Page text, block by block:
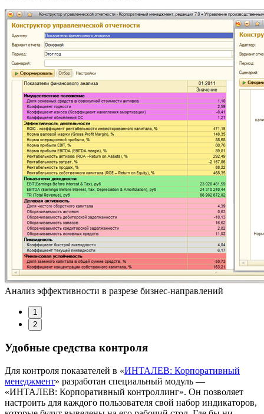
Анализ эффективности в разрезе бизнес-направлений
1
2
Удобные средства контроля
Для контроля показателей в «ИНТАЛЕВ: Корпоративный
менеджмент» разработан специальный модуль —
«ИНТАЛЕВ: Корпоративный контроллинг». Он позволяет
настроить для каждого пользователя свой набор индикаторов,